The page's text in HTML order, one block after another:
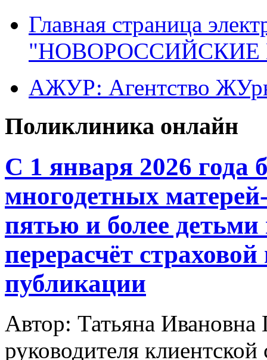
Главная страница
"НОВОРОССИЙСКИЕ
АЖУР: Агентство
Поликлиника онлайн
С 1 января 2026 года
многодетных
пятью и более
перерасчёт
публикации
Автор: Татьяна
руководителя